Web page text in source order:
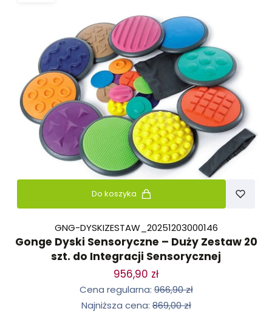
Do koszyka
GNG-DYSKIZESTAW_20251203000146
Gonge Dyski Sensoryczne – Duży Zestaw 20
szt. do Integracji Sensorycznej
956,90 zł
Cena regularna: 966,90 zł
Najniższa cena: 869,00 zł